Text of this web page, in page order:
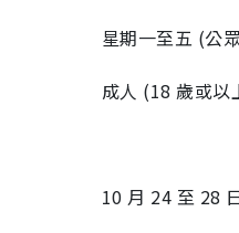
星期一至五 (公
成人 (18 歲或
10 月 24 至 28